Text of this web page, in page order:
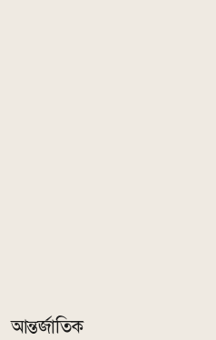
আন্তর্জাতিক